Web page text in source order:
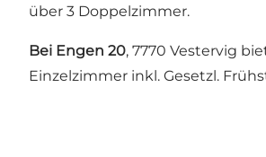
über 3 Doppelzimmer.
Bei Engen 20, 7770 Vestervig
Einzelzimmer inkl. Gesetzl.